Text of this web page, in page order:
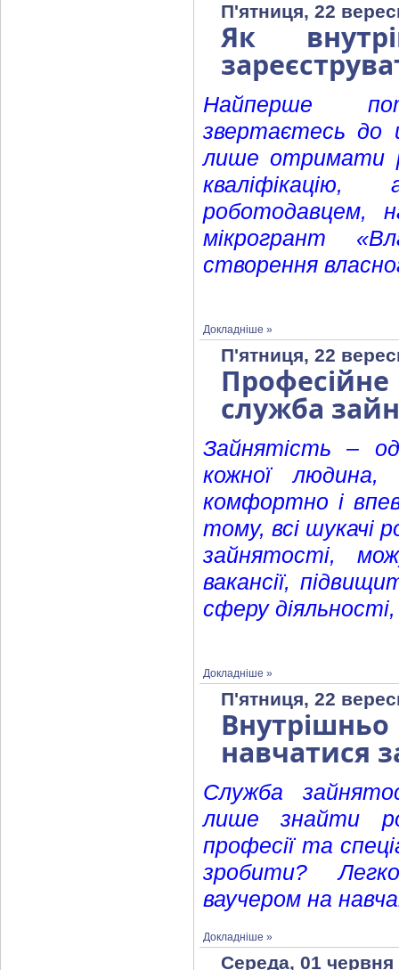
П'ятниця, 22
Як
Найперше
звертаєтесь до
лише отримати
роботодавцем,
мікрогрант
створення
Докладніше »
П'ятниця, 22
служба
Зайнятість –
кожної людина,
комфортно і
тому, всі шукачі
зайнятості,
вакансії,
сферу
Докладніше »
П'ятниця, 22
навчатися
Служба
лише знайти
професії та
зробити?
ваучером на
Докладніше »
Середа, 01 червня